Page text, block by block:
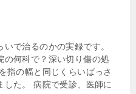
で治るのかの実録です。
の何科で？深い切り傷の処
指の幅と同じくらいばっさ
した。 病院で受診、医師に